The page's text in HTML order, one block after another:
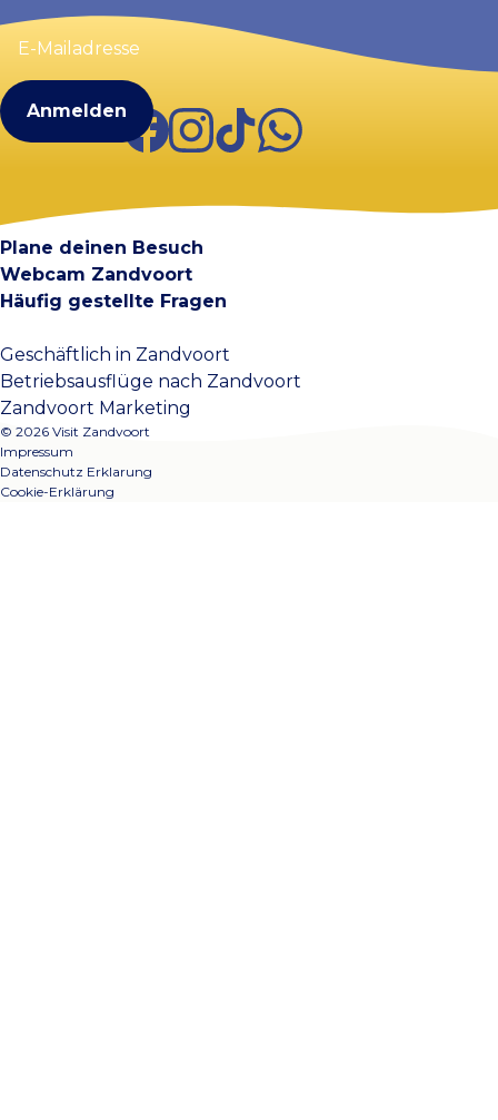
E-
Mailadresse
FacebookInstagram
TikTokWhatsApp
Plane deinen Besuch
Webcam Zandvoort
Häufig gestellte Fragen
Geschäftlich in Zandvoort
Betriebsausflüge nach Zandvoort
Zandvoort Marketing
© 2026 Visit Zandvoort
Impressum
Datenschutz Erklarung
Cookie-Erklärung